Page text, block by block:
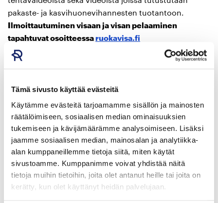
Tämä sivusto käyttää evästeitä
Käytämme evästeitä tarjoamamme sisällön ja mainosten
räätälöimiseen, sosiaalisen median ominaisuuksien
tukemiseen ja kävijämäärämme analysoimiseen. Lisäksi
jaamme sosiaalisen median, mainosalan ja analytiikka-
alan kumppaneillemme tietoja siitä, miten käytät
sivustoamme. Kumppanimme voivat yhdistää näitä
tietoja muihin tietoihin, joita olet antanut heille tai joita on
kerätty, kun olet käyttänyt heidän palvelujaan.
pakaste- ja kasvihuonevihannesten tuotantoon.
Ilmoittautuminen visaan ja visan pelaaminen
tapahtuvat osoitteessaruokavisa.fi
Ruokavisa tutustuttaa nuoret
ruokaketjuun pellolta pöytään